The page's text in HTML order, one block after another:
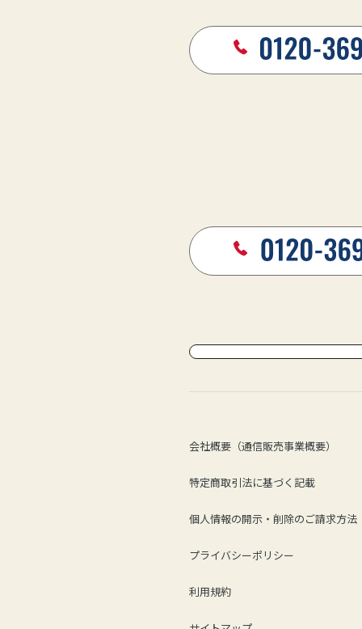
会社概要（通信販売事業概要）
特定商取引法に基づく記載
個人情報の開示・削除のご請求方法
プライバシーポリシー
利用規約